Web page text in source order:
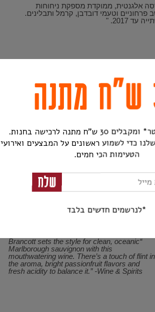
אלגנטית, ממוקדת מספקת ניחוחות
פרחוניים וטעמי דובדבן, קרמל ותבלינים.
עד 2017. "
חמים יותר. הם גם מדברים על קרמל
שמתארים את החבית שבהם יושנו.
את הניחוחות של הפרחים, אך לא
שהם טועמים אותם, אז יכול מאוד
שיש ליין ריח יותר מורכב מהטעם.
עולם חדש: ברנקוט 2011 סוביניון בלאן, ניו
“Brancott sets the style for clean, oceanic
Marlborough sauvignon with this
mouthwatering wine. There’s a touch of flint in
the aroma, bright passionfruit flavors and
fresh acidity to balance it.” -Wine & Spirits
ש"ח מתנה לרכישה בחנות.
כדי לשמוע ראשונים על המבצעים ואירועי
הטעימות הכי חמים.
שלח
*לנרשמים חדשים בלבד